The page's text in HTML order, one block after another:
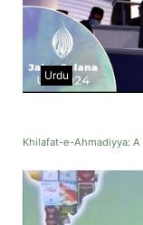
Urdu
Khilafat-e-Ahmadiyya: